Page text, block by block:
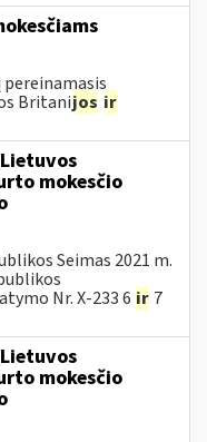
pereinamasis
Britanijos ir
mokesčio
Seimas 2021 m.
Nr. X-233 6 ir 7
mokesčio